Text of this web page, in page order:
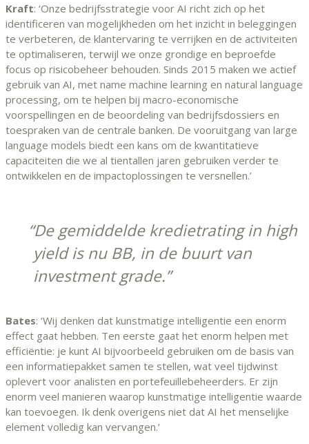
Kraft: ‘Onze bedrijfsstrategie voor AI richt zich op het
identificeren van mogelijkheden om het inzicht in beleggingen
te verbeteren, de klantervaring te verrijken en de activiteiten
te optimaliseren, terwijl we onze grondige en beproefde
focus op risicobeheer behouden. Sinds 2015 maken we actief
gebruik van AI, met name machine learning en natural language
processing, om te helpen bij macro-economische
voorspellingen en de beoordeling van bedrijfsdossiers en
toespraken van de centrale banken. De vooruitgang van large
language models biedt een kans om de kwantitatieve
capaciteiten die we al tientallen jaren gebruiken verder te
ontwikkelen en de impactoplossingen te versnellen.’
De gemiddelde kredietrating in high
yield is nu BB, in de buurt van
investment grade.
Bates: ‘Wij denken dat kunstmatige intelligentie een enorm
effect gaat hebben. Ten eerste gaat het enorm helpen met
efficiëntie: je kunt AI bijvoorbeeld gebruiken om de basis van
een informatiepakket samen te stellen, wat veel tijdwinst
oplevert voor analisten en portefeuillebeheerders. Er zijn
enorm veel manieren waarop kunstmatige intelligentie waarde
kan toevoegen. Ik denk overigens niet dat AI het menselijke
element volledig kan vervangen.’